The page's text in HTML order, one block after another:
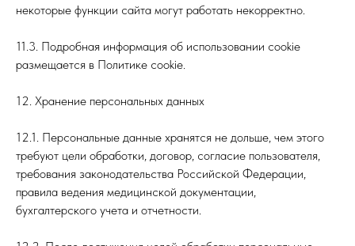
некоторые функции сайта могут работать некорректно.
11.3. Подробная информация об использовании cookie
размещается в Политике cookie.
12. Хранение персональных данных
12.1. Персональные данные хранятся не дольше, чем этого
требуют цели обработки, договор, согласие пользователя,
требования законодательства Российской Федерации,
правила ведения медицинской документации,
бухгалтерского учета и отчетности.